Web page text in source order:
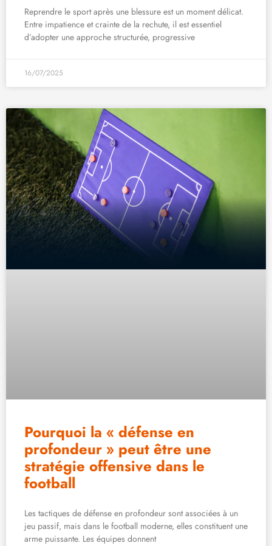
Reprendre le sport après une blessure est un moment délicat.
Entre impatience et crainte de la rechute, il est essentiel
d’adopter une approche structurée, progressive
16/07/2025
Pourquoi la « défense en
profondeur » peut être une
stratégie offensive dans le
football
Les tactiques de défense en profondeur sont associées à un
jeu passif, mais dans le football moderne, elles constituent une
arme puissante. Les équipes donnent